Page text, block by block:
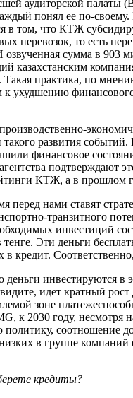
аудиторской палаты
понял ее по-
в том, что КТЖ
перевозок, то есть
озвученная сумма в 903
казахстанским
Такая практика, по
ухудшению
развития событий.
финансовое
подтверждают
КТЖ, а в прошлом
перед нами ставят
транзитного
инвестиций
Эти деньги
кредит.
деньги инвес­тируются в
идет кратный
зоне
к 2030 году, несмотря
соотношение
в группе
кредиты?